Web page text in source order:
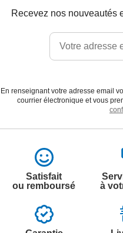
Recevez nos nouveautés
En renseignant votre adresse email
courrier électronique et vous
Satisfait
ou remboursé
à